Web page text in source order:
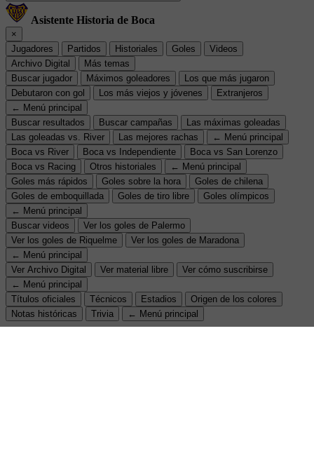
Asistente Historia de Boca
×
Jugadores
Partidos Historiales Goles
Videos
Archivo Digital
Más temas
Buscar jugador
Máximos goleadores
Los que más jugaron
Debutaron con gol
Los más viejos y jóvenes
Extranjeros
← Menú principal
Buscar resultados
Buscar campañas
Las máximas goleadas
Las goleadas vs. River
Las mejores rachas
← Menú principal
Boca vs River
Boca vs Independiente
Boca vs San Lorenzo
Boca vs Racing
Otros historiales
← Menú principal
Goles más rápidos
Goles sobre la hora
Goles de chilena
Goles de emboquillada
Goles de tiro libre
Goles olímpicos
← Menú principal
Buscar videos
Ver los goles de Palermo
Ver los goles de Riquelme
Ver los goles de Maradona
← Menú principal
Ver Archivo Digital
Ver material libre
Ver cómo suscribirse
← Menú principal
Títulos oficiales
Técnicos Estadios
Origen de los colores
Notas históricas
Trivia ← Menú principal